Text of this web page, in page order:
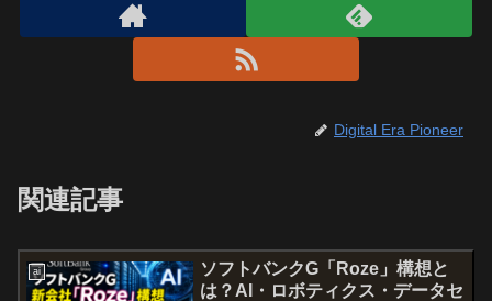
Digital Era Pioneer
関連記事
ai
ソフトバンクG「Roze」構想と
は？AI・ロボティクス・データセ